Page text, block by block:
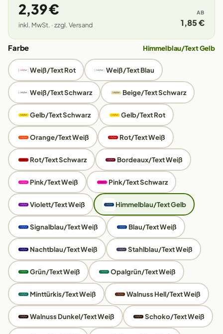
2,39 €
inkl. MwSt. · zzgl. Versand
AB
1,85 €
Farbe Himmelblau/Text Gelb
Weiß/Text Rot Weiß/Text Blau
Weiß/Text Schwarz Beige/Text Schwarz
Gelb/Text Schwarz Gelb/Text Rot
Orange/Text Weiß Rot/Text Weiß
Rot/Text Schwarz Bordeaux/Text Weiß
Pink/Text Weiß Pink/Text Schwarz
Violett/Text Weiß Himmelblau/Text Gelb
Signalblau/Text Weiß Blau/Text Weiß
Nachtblau/Text Weiß Stahlblau/Text Weiß
Grün/Text Weiß Opalgrün/Text Weiß
Minttürkis/Text Weiß Walnuss Hell/Text Weiß
Walnuss Dunkel/Text Weiß Schoko/Text Weiß